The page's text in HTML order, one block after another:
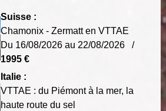
Suisse :
Chamonix - Zermatt en VTTAE
Du 16/08/2026 au 22/08/2026 /
1995 €
Italie :
VTTAE : du Piémont à la mer, la
haute route du sel